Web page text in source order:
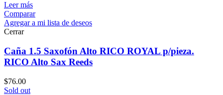
Leer más
Comparar
Agregar a mi lista de deseos
Cerrar
Caña 1.5 Saxofón Alto RICO ROYAL p/pieza.
RICO Alto Sax Reeds
$76.00
Sold out